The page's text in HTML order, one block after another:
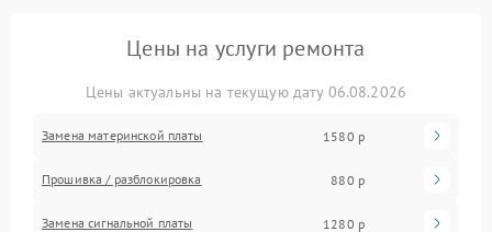
Цены на услуги ремонта
Цены актуальны на текущую дату 06.08.2026
Замена материнской платы 1580 р
Прошивка / разблокировка 880 р
Замена сигнальной платы 1280 р